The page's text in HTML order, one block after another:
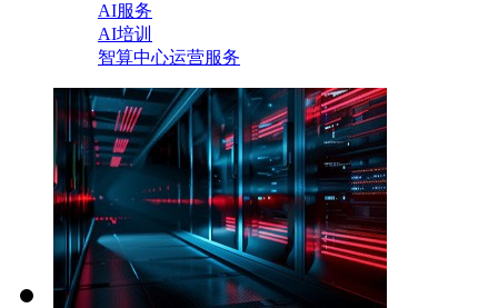
AI服务
AI培训
智算中心运营服务